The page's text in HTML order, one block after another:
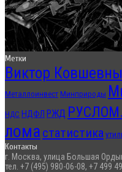
Метки
Виктор
Металлоинвест Минприроды
НДС НДФЛ РЖД
лома статистика
Контакты
г. Москва, улица Большая
тел. +7 (495) 980-06-08, +7 499